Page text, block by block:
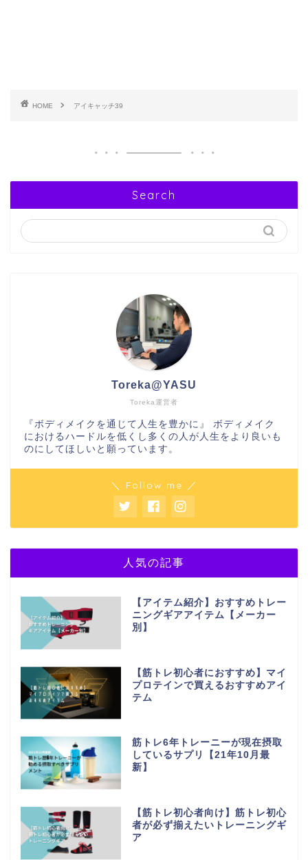
HOME アイキャッチ39
Search
Toreka運営者
Toreka@YASU
『ボディメイクを通じて人生を豊かに』 ボディメイク
におけるハードルを低くし多くの人が人生をより良いも
のにしてほしいと願っています。
＼ Follow me ／
人気の記事
【アイテム紹介】おすすめトレー
ニングギアアイテム【メーカー
別】
【筋トレ初心者におすすめ】マイ
プロテインで買えるおすすめアイ
テム
筋トレ6年トレーニーが現在摂取
しているサプリ【21年10月最
新】
【筋トレ初心者向け】筋トレ初心
者が必ず揃えたいトレーニングギ
ア